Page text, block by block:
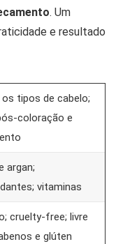
. Um
e resultado
tipos de cabelo;
coloração e
argan;
vitaminas
cruelty-free; livre
e glúten